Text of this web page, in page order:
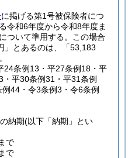
に掲げる第1号被保険者につ
令和6年度から令和8年度ま
ついて準用する。
この場合
」とあるのは、「53,183
24条例13・平27条例18・平
平30条例31・平31条例
44・令3条例3・令6条例
納期(以下「納期」とい
で
で